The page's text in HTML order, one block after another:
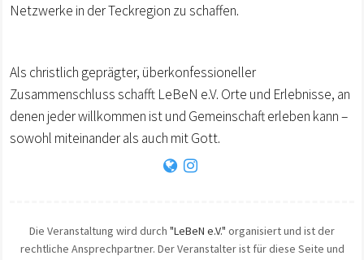
Netzwerke in der Teckregion zu schaffen.
Als christlich geprägter, überkonfessioneller
Zusammenschluss schafft LeBeN e.V. Orte und Erlebnisse, an
denen jeder willkommen ist und Gemeinschaft erleben kann –
sowohl miteinander als auch mit Gott.
Die Veranstaltung wird durch "LeBeN e.V." organisiert und ist der
rechtliche Ansprechpartner. Der Veranstalter ist für diese Seite und